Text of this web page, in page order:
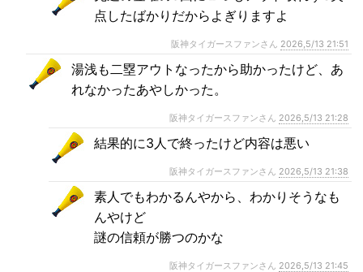
点したばかりだからよぎりますよ
阪神タイガースファンさん 2026,5/13 21:51
湯浅も二塁アウトなったから助かったけど、あ
れなかったあやしかった。
阪神タイガースファンさん 2026,5/13 21:28
結果的に3人で終ったけど内容は悪い
阪神タイガースファンさん 2026,5/13 21:38
素人でもわかるんやから、わかりそうなも
んやけど
謎の信頼が勝つのかな
阪神タイガースファンさん 2026,5/13 21:45